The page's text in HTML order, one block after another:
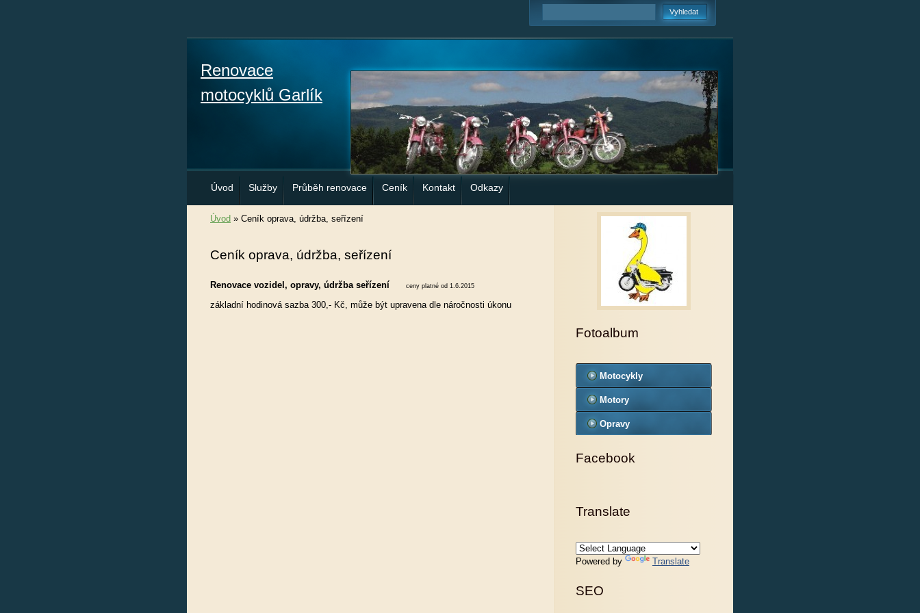
Renovace
motocyklů Garlík
Úvod Služby Průběh renovace Ceník Kontakt Odkazy
Úvod » Ceník oprava, údržba, seřízení
Ceník oprava, údržba, seřízení
Renovace vozidel, opravy, údržba seřízení ceny platné od 1.6.2015
základní hodinová sazba 300,- Kč, může být upravena dle náročnosti úkonu
Fotoalbum
Motocykly
Motory
Opravy
Facebook
Translate
Powered by Translate
SEO